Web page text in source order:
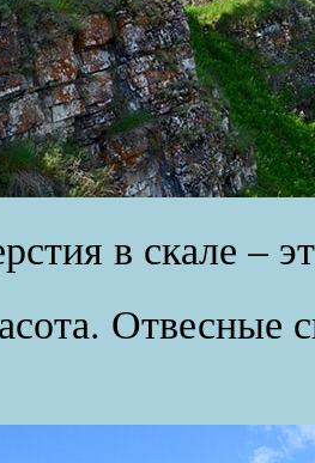
в скале –
Отвесные